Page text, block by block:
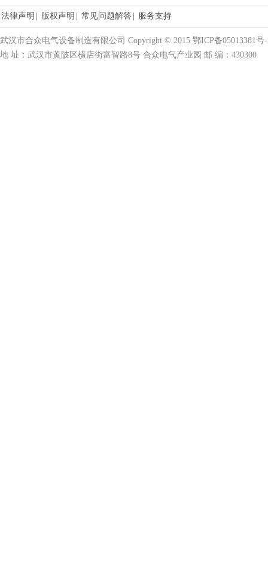
法律声明 版权声明 常见问题解答 服务支持
武汉市合众电气设备制造有限公司 Copyright © 2015 鄂ICP备05013381号
地 址：武汉市黄陂区横店街富智路8号 合众电气产业园 邮 编：430300